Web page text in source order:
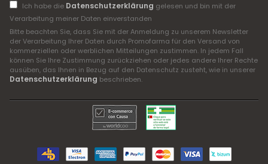
Ich habe die Datenschutzerklärung gelesen und bin mit der
Verarbeitung meiner Daten einverstanden
Bitte beachten Sie, dass Sie mit der Anmeldung zu unserem Newsletter
der Verarbeitung Ihrer Daten durch Promofarma für den Versand von
kommerziellen oder werblichen Mitteilungen zustimmen. In jedem Fall
können Sie Ihre Zustimmung zurückziehen oder jedes andere Ihrer Rechte
ausüben, das Ihnen in Bezug auf den Datenschutz zusteht, wie in unserer
Datenschutzerklärung beschrieben.